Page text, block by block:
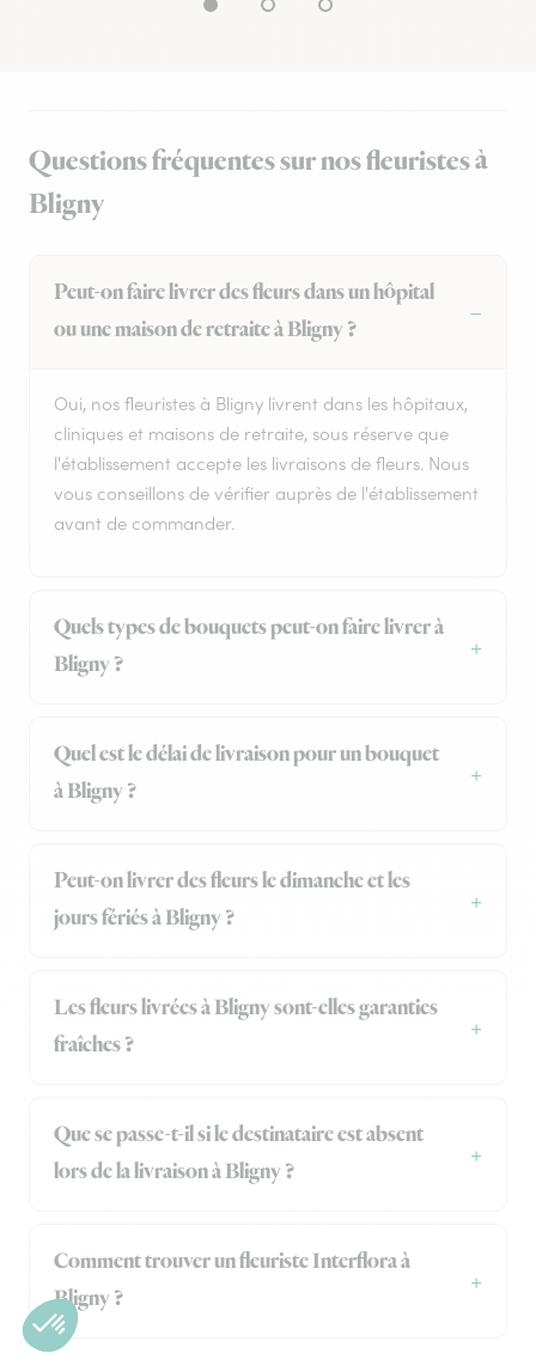
Questions fréquentes sur nos fleuristes à
Bligny
Peut-on faire livrer des fleurs dans un hôpital
ou une maison de retraite à Bligny ?
Oui, nos fleuristes à Bligny livrent dans les hôpitaux,
cliniques et maisons de retraite, sous réserve que
l'établissement accepte les livraisons de fleurs. Nous
vous conseillons de vérifier auprès de l'établissement
avant de commander.
Quels types de bouquets peut-on faire livrer à
Bligny ?
Quel est le délai de livraison pour un bouquet
à Bligny ?
Peut-on livrer des fleurs le dimanche et les
jours fériés à Bligny ?
Les fleurs livrées à Bligny sont-elles garanties
fraîches ?
Que se passe-t-il si le destinataire est absent
lors de la livraison à Bligny ?
Comment trouver un fleuriste Interflora à
Bligny ?